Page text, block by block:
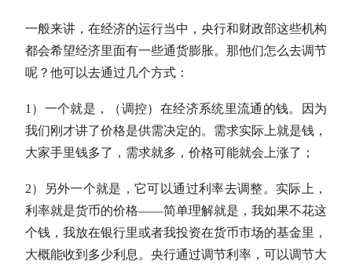
一般来讲，在经济的运行当中，央行和财政部这些机构
都会希望经济里面有一些通货膨胀。那他们怎么去调节
呢？他可以去通过几个方式：
1）一个就是，（调控）在经济系统里流通的钱。因为
我们刚才讲了价格是供需决定的。需求实际上就是钱，
大家手里钱多了，需求就多，价格可能就会上涨了；
2）另外一个就是，它可以通过利率去调整。实际上，
利率就是货币的价格——简单理解就是，我如果不花这
个钱，我放在银行里或者我投资在货币市场的基金里，
大概能收到多少利息。央行通过调节利率，可以调节大